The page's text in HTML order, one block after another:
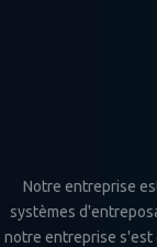
Notre entreprise
systèmes
notre entreprise s'est